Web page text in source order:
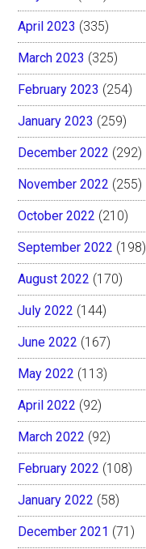
April 2023 (335)
March 2023 (325)
February 2023 (254)
January 2023 (259)
December 2022 (292)
November 2022 (255)
October 2022 (210)
September 2022 (198)
August 2022 (170)
July 2022 (144)
June 2022 (167)
May 2022 (113)
April 2022 (92)
March 2022 (92)
February 2022 (108)
January 2022 (58)
December 2021 (71)